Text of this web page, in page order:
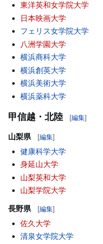
東洋英和女学院大学
日本映画大学
フェリス女学院大学
八洲学園大学
横浜商科大学
横浜創英大学
横浜美術大学
横浜薬科大学
甲信越・北陸 [編集]
山梨県 [編集]
健康科学大学
身延山大学
山梨英和大学
山梨学院大学
長野県 [編集]
佐久大学
清泉女学院大学